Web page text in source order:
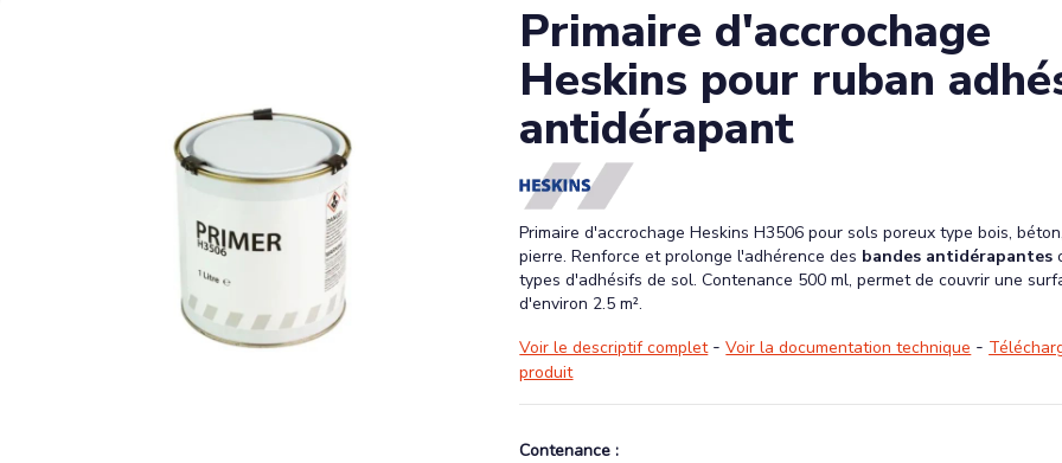
Primaire d'accrochage
Heskins pour ruban
antidérapant
Primaire d'accrochage Heskins H3506 pour sols poreux type bois,
pierre. Renforce et prolonge l'adhérence des bandes antidérapantes
types d'adhésifs de sol. Contenance 500 ml, permet de couvrir une
d'environ 2.5 m².
Voir le descriptif complet-Voir la documentation technique -
produit
Contenance :